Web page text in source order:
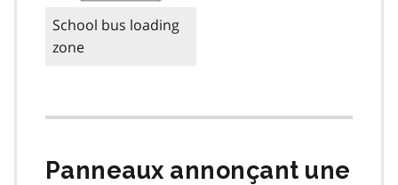
School bus loading
zone
Panneaux annonçant une